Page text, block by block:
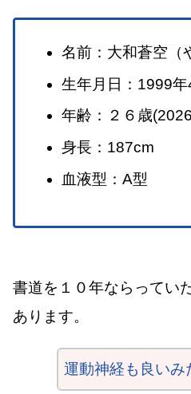
名前：大和蒼空（
生年月日：1999年
年齢：２６歳
身長：187cm
血液型：A型
書道を１０年ならってい
あります。
運動神経も良いみ